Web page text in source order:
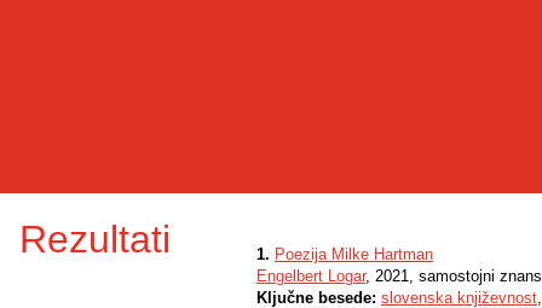
Rezultati 1. Poezija Milke Hartman
Engelbert Logar, 2021, samostojni
Ključne besede: slovenska književnost